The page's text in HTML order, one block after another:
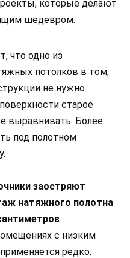
которые делают
шедевром.
что одно из
потолков в том,
не нужно
старое
выравнивать. Более
под полотном
заостряют
натяжного полотна
с низким
редко.